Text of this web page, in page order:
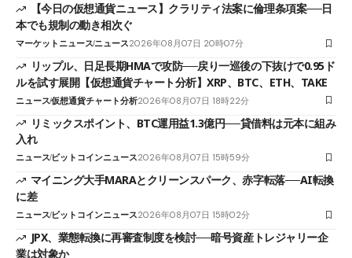
【今日の仮想通貨ニュース】クラリティ法案に倫理条項案──日
本でも規制の動き相次ぐ
マーケットニュースニュース2026年08月07日 20時07分
リップル、日足長期HMAで攻防──戻り一巡後の下抜けで0.95ド
ルを試す展開【仮想通貨チャート分析】XRP、BTC、ETH、TAKE
ニュース仮想通貨チャート分析2026年08月07日 18時22分
リミックスポイント、BTC運用益1.3億円──貸借料は元本に組み
入れ
ニュースビットコインニュース2026年08月07日 15時59分
マイニング大手MARAとクリーンスパーク、赤字転落──AI転換
に差
ニュースビットコインニュース2026年08月07日 15時02分
JPX、業態転換に再審査制度を検討──暗号資産トレジャリー企
業は対象か